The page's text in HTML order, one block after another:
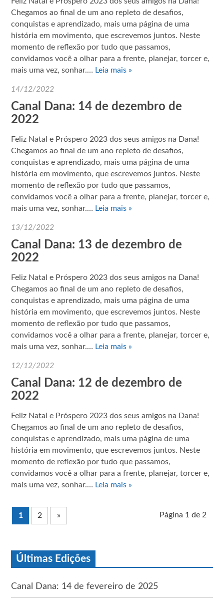
Chegamos ao final de um ano repleto de desafios,
conquistas e aprendizado, mais uma página de uma
história em movimento, que escrevemos juntos. Neste
momento de reflexão por tudo que passamos,
convidamos você a olhar para a frente, planejar, torcer e,
mais uma vez, sonhar.… Leia mais »
14/12/2022
Canal Dana: 14 de dezembro de
2022
Feliz Natal e Próspero 2023 dos seus amigos na Dana!
Chegamos ao final de um ano repleto de desafios,
conquistas e aprendizado, mais uma página de uma
história em movimento, que escrevemos juntos. Neste
momento de reflexão por tudo que passamos,
convidamos você a olhar para a frente, planejar, torcer e,
mais uma vez, sonhar.… Leia mais »
13/12/2022
Canal Dana: 13 de dezembro de
2022
Feliz Natal e Próspero 2023 dos seus amigos na Dana!
Chegamos ao final de um ano repleto de desafios,
conquistas e aprendizado, mais uma página de uma
história em movimento, que escrevemos juntos. Neste
momento de reflexão por tudo que passamos,
convidamos você a olhar para a frente, planejar, torcer e,
mais uma vez, sonhar.… Leia mais »
12/12/2022
Canal Dana: 12 de dezembro de
2022
Feliz Natal e Próspero 2023 dos seus amigos na Dana!
Chegamos ao final de um ano repleto de desafios,
conquistas e aprendizado, mais uma página de uma
história em movimento, que escrevemos juntos. Neste
momento de reflexão por tudo que passamos,
convidamos você a olhar para a frente, planejar, torcer e,
mais uma vez, sonhar.… Leia mais »
Página 1 de 2
1 2 »
Últimas Edições
Canal Dana: 14 de fevereiro de 2025